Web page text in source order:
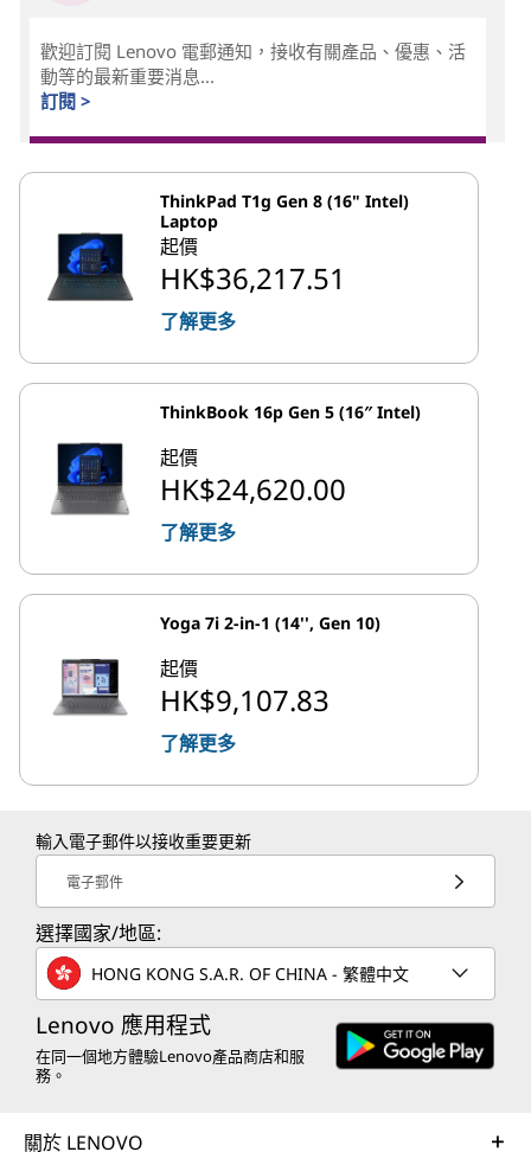
歡迎訂閱 Lenovo 電郵通知，接收有關產品、優惠、活
動等的最新重要消息...
訂閱 >
ThinkPad T1g Gen 8 (16" Intel)
Laptop
起價
HK$36,217.51
了解更多
ThinkBook 16p Gen 5 (16″ Intel)
起價
HK$24,620.00
了解更多
Yoga 7i 2-in-1 (14'', Gen 10)
起價
HK$9,107.83
了解更多
輸入電子郵件以接收重要更新
電子郵件
選擇國家/地區:
HONG KONG S.A.R. OF CHINA - 繁體中文
Lenovo 應用程式
在同一個地方體驗Lenovo產品商店和服
務。
關於 LENOVO